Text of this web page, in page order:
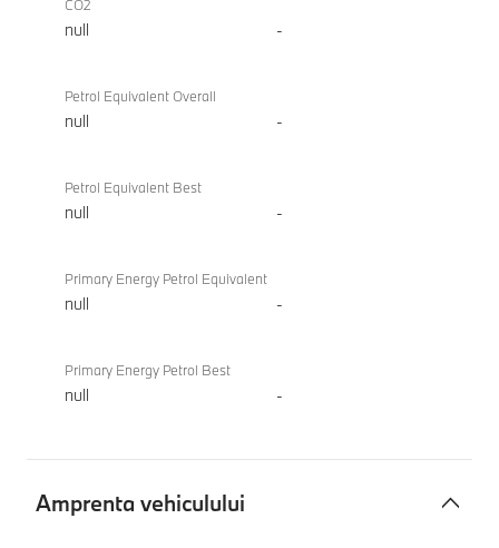
CO2
null -
Petrol Equivalent Overall
null -
Petrol Equivalent Best
null -
Primary Energy Petrol Equivalent
null -
Primary Energy Petrol Best
null -
Amprenta vehiculului